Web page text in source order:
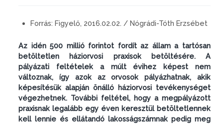
Forrás: Figyelő, 2016.02.02. / Nógrádi-Tóth Erzsébet
Az idén 500 millió forintot fordít az állam a tartósan
betöltetlen háziorvosi praxisok betöltésére. A
pályázati feltételek a múlt évihez képest nem
változnak, így azok az orvosok pályázhatnak, akik
képesítésük alapján önálló háziorvosi tevékenységet
végezhetnek. További feltétel, hogy a megpályázott
praxisnak legalább egy éven keresztül betöltetlennek
kell lennie és ellátandó lakosságszámnak pedig meg